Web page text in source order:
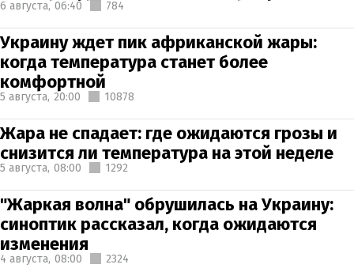
6 августа, 06:40 784
Украину ждет пик африканской жары:
когда температура станет более
комфортной
5 августа, 20:00 10878
Жара не спадает: где ожидаются грозы и
снизится ли температура на этой неделе
5 августа, 08:00 1292
"Жаркая волна" обрушилась на Украину:
синоптик рассказал, когда ожидаются
изменения
4 августа, 08:00 2324